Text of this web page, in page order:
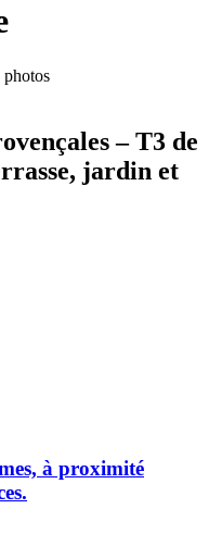
photos
– T3 de
jardin et
à proximité